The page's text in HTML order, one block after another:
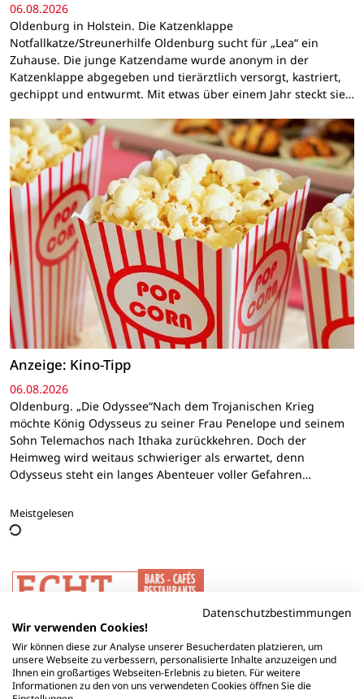
06.08.2026
Oldenburg in Holstein. Die Katzenklappe
Notfallkatze/Streunerhilfe Oldenburg sucht für „Lea“ ein
Zuhause. Die junge Katzendame wurde anonym in der
Katzenklappe abgegeben und tierärztlich versorgt, kastriert,
gechippt und entwurmt. Mit etwas über einem Jahr steckt sie…
Anzeige: Kino-Tipp
06.08.2026
Oldenburg. „Die Odyssee“Nach dem Trojanischen Krieg
möchte König Odysseus zu seiner Frau Penelope und seinem
Sohn Telemachos nach Ithaka zurückkehren. Doch der
Heimweg wird weitaus schwieriger als erwartet, denn
Odysseus steht ein langes Abenteuer voller Gefahren…
Meistgelesen
Datenschutzbestimmungen
Wir verwenden Cookies!
Wir können diese zur Analyse unserer Besucherdaten platzieren, um
unsere Webseite zu verbessern, personalisierte Inhalte anzuzeigen und
Ihnen ein großartiges Webseiten-Erlebnis zu bieten. Für weitere
Informationen zu den von uns verwendeten Cookies öffnen Sie die